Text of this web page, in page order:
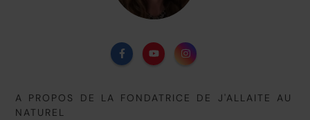
A PROPOS DE LA FONDATRICE DE J'ALLAITE AU
NATUREL